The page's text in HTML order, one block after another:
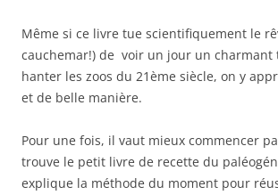
Même si ce livre tue scientifiquement le
cauchemar!) de voir un jour un charmant
hanter les zoos du 21ème siècle, on y
et de belle manière.
Pour une fois, il vaut mieux commencer
trouve le petit livre de recette du
explique la méthode du moment pour